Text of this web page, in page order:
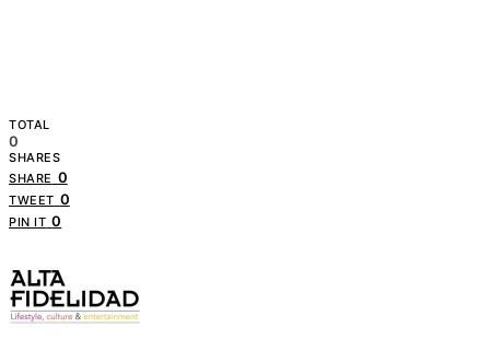
TOTAL
0
SHARES
SHARE 0
TWEET 0
PIN IT 0